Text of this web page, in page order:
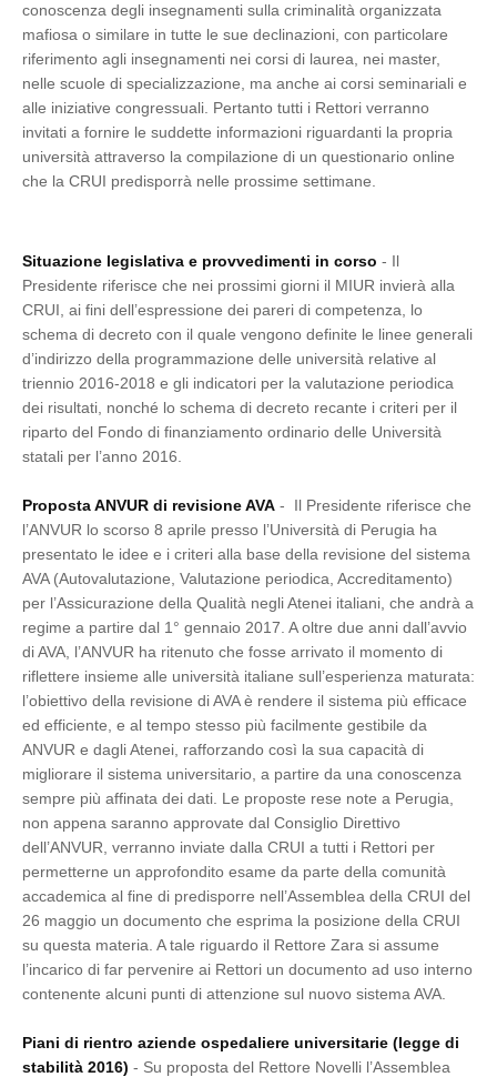
conoscenza degli insegnamenti sulla criminalità organizzata
mafiosa o similare in tutte le sue declinazioni, con particolare
riferimento agli insegnamenti nei corsi di laurea, nei master,
nelle scuole di specializzazione, ma anche ai corsi seminariali e
alle iniziative congressuali. Pertanto tutti i Rettori verranno
invitati a fornire le suddette informazioni riguardanti la propria
università attraverso la compilazione di un questionario online
che la CRUI predisporrà nelle prossime settimane.
Situazione legislativa e provvedimenti in corso - Il
Presidente riferisce che nei prossimi giorni il MIUR invierà alla
CRUI, ai fini dell’espressione dei pareri di competenza, lo
schema di decreto con il quale vengono definite le linee generali
d’indirizzo della programmazione delle università relative al
triennio 2016-2018 e gli indicatori per la valutazione periodica
dei risultati, nonché lo schema di decreto recante i criteri per il
riparto del Fondo di finanziamento ordinario delle Università
statali per l’anno 2016.
Proposta ANVUR di revisione AVA - Il Presidente riferisce che
l’ANVUR lo scorso 8 aprile presso l’Università di Perugia ha
presentato le idee e i criteri alla base della revisione del sistema
AVA (Autovalutazione, Valutazione periodica, Accreditamento)
per l’Assicurazione della Qualità negli Atenei italiani, che andrà a
regime a partire dal 1° gennaio 2017. A oltre due anni dall’avvio
di AVA, l’ANVUR ha ritenuto che fosse arrivato il momento di
riflettere insieme alle università italiane sull’esperienza maturata:
l’obiettivo della revisione di AVA è rendere il sistema più efficace
ed efficiente, e al tempo stesso più facilmente gestibile da
ANVUR e dagli Atenei, rafforzando così la sua capacità di
migliorare il sistema universitario, a partire da una conoscenza
sempre più affinata dei dati. Le proposte rese note a Perugia,
non appena saranno approvate dal Consiglio Direttivo
dell’ANVUR, verranno inviate dalla CRUI a tutti i Rettori per
permetterne un approfondito esame da parte della comunità
accademica al fine di predisporre nell’Assemblea della CRUI del
26 maggio un documento che esprima la posizione della CRUI
su questa materia. A tale riguardo il Rettore Zara si assume
l’incarico di far pervenire ai Rettori un documento ad uso interno
contenente alcuni punti di attenzione sul nuovo sistema AVA.
Piani di rientro aziende ospedaliere universitarie (legge di
stabilità 2016) - Su proposta del Rettore Novelli l’Assemblea